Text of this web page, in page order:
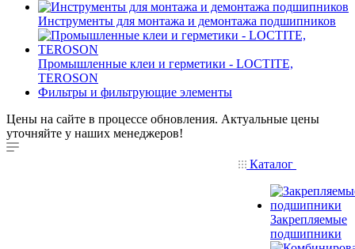
Инструменты для монтажа и демонтажа подшипников
Промышленные клеи и герметики - LOCTITE,
TEROSON
Фильтры и фильтрующие элементы
Цены на сайте в процессе обновления. Актуальные цены
уточняйте у наших менеджеров!
Каталог
Закрепляемые
подшипники